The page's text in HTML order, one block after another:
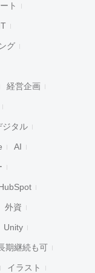
ト
グ
経営企画
ジタル
AI
外資
Unity
期継続も可
イラスト